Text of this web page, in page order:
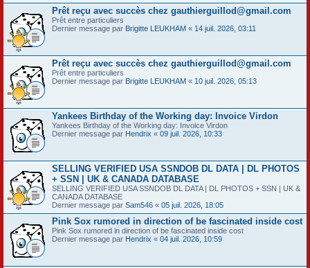
Prêt reçu avec succès chez gauthierguillod@gmail.com
Prêt entre particuliers
Dernier message par Brigitte LEUKHAM « 14 juil. 2026, 03:11
Prêt reçu avec succès chez gauthierguillod@gmail.com
Prêt entre particuliers
Dernier message par Brigitte LEUKHAM « 10 juil. 2026, 05:13
Yankees Birthday of the Working day: Invoice Virdon
Yankees Birthday of the Working day: Invoice Virdon
Dernier message par Hendrix « 09 juil. 2026, 10:33
SELLING VERIFIED USA SSNDOB DL DATA | DL PHOTOS
+ SSN | UK & CANADA DATABASE
SELLING VERIFIED USA SSNDOB DL DATA | DL PHOTOS + SSN | UK &
CANADA DATABASE
Dernier message par Sam546 « 05 juil. 2026, 18:05
Pink Sox rumored in direction of be fascinated inside cost
Pink Sox rumored in direction of be fascinated inside cost
Dernier message par Hendrix « 04 juil. 2026, 10:59